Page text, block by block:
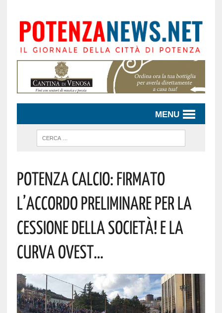
MENU
POTENZA CALCIO: FIRMATO
L’ACCORDO PRELIMINARE PER LA
CESSIONE DELLA SOCIETÀ! E LA
CURVA OVEST…